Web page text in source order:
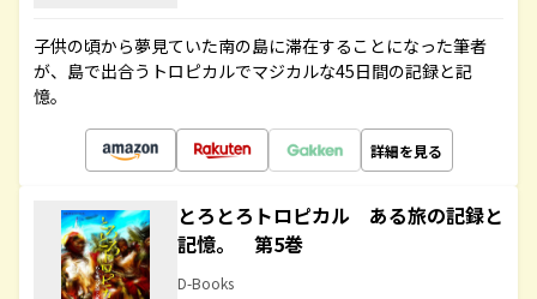
子供の頃から夢見ていた南の島に滞在することになった筆者
が、島で出合うトロピカルでマジカルな45日間の記録と記
憶。
詳細を見る
とろとろトロピカル ある旅の記録と
記憶。 第5巻
D-Books